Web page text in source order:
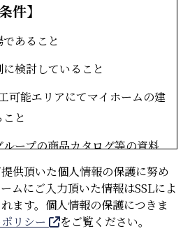
件】
あること
検討していること
可能エリアにてマイホームの建
と
ープの商品カタログ等の資料
ない方
フォームからご予約いただく
供頂いた個人情報の保護に努め
ムにご入力頂いた情報はSSLによ
ます。個人情報の保護につきま
リシー をご覧ください。